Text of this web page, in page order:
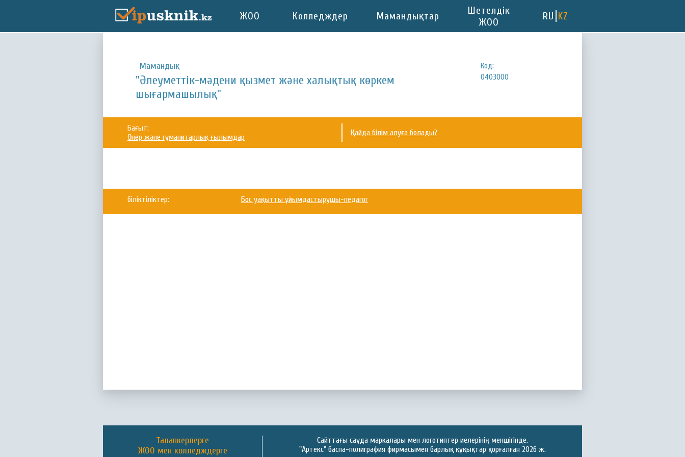
ЖОО Колледждер Мамандықтар
Шетелдік
ЖОО
RU KZ
Мамандық:
"Әлеуметтік-мәдени қызмет және халықтық көркем
шығармашылық"
Код:
0403000
Бағыт:
Өнер және гуманитарлық ғылымдар
Қайда білім алуға болады?
біліктіліктер: Бос уақытты ұйымдастырушы-педагог
Талапкерлерге
ЖОО мен колледждерге
Сайттағы сауда маркалары мен логотиптер иелерінің меншігінде.
"Артекс" баспа-полиграфия фирмасымен барлық құқықтар қорғалған 2026 ж.